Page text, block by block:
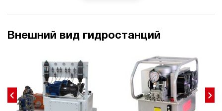
Датчик уровня Реле давления
Насос ручной (дублирующий)
Внешний вид гидростанций